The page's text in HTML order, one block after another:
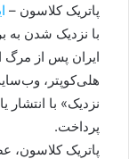
پاتریک کلاسون –
با نزدیک شدن به
ایران پس از
هلی‌کوپتر،
نزدیک» با
پرداخت.
پاتریک کلاسون،